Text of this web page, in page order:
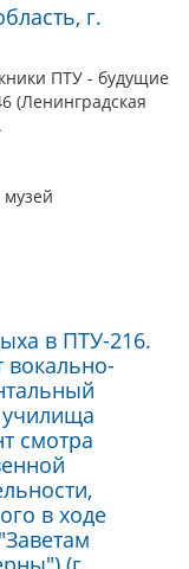
г.
ПТУ - будущие
(Ленинградская
в ПТУ-216.
вокально-
смотра
в ходе